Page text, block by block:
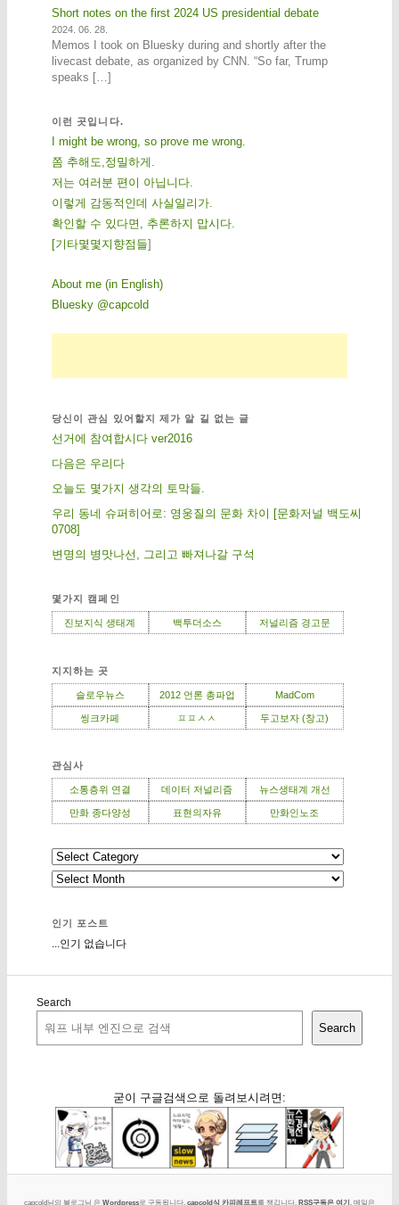
Short notes on the first 2024 US presidential debate
2024. 06. 28.
Memos I took on Bluesky during and shortly after the
livecast debate, as organized by CNN. “So far, Trump
speaks […]
이런 곳입니다.
I might be wrong, so prove me wrong.
쫌 추해도,정밀하게.
저는 여러분 편이 아닙니다.
이렇게 감동적인데 사실일리가.
확인할 수 있다면, 추론하지 맙시다.
[기 타몇 몇 지 향점 들]
About me (in English)
Bluesky @capcold
당신이 관심 있어할지 제가 알 길 없는 글
선거에 참여합시다 ver2016
다음은 우리다
오늘도 몇가지 생각의 토막들.
우리 동네 슈퍼히어로: 영웅질의 문화 차이 [문화저널 백도씨
0708]
변명의 병맛나선, 그리고 빠져나갈 구석
몇가지 캠페인
진보지식 생태계 백투더소스 저널리즘 경고문
지지하는 곳
슬로우뉴스 2012 언론 총파업 MadCom
씽크카페 ㅍㅍㅅㅅ 두고보자 (창고)
관심사
소통층위 연결 데이터 저널리즘 뉴스생태계 개선
만화 종다양성 표현의자유 만화인노조
인기 포스트
...인기 없습니다
Search
Search
굳이 구글검색으로 돌려보시려면:
capcold님의 블로그님 은 Wordpress로 구동됩니다. capcold식 카피레프트를 챙깁니다. RSS구독은 여기. 메일은